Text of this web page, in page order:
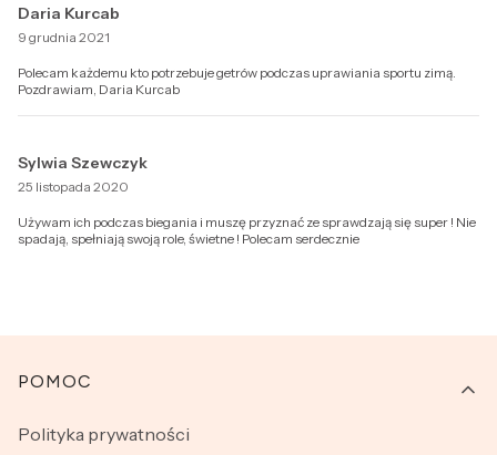
Daria Kurcab
9 grudnia 2021
Polecam każdemu kto potrzebuje getrów podczas uprawiania sportu zimą.
Pozdrawiam, Daria Kurcab
Sylwia Szewczyk
25 listopada 2020
Używam ich podczas biegania i muszę przyznać ze sprawdzają się super ! Nie
spadają, spełniają swoją role, świetne ! Polecam serdecznie
Linki w stopce
POMOC
Polityka prywatności